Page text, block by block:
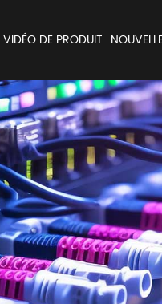
VIDÉO DE PRODUIT